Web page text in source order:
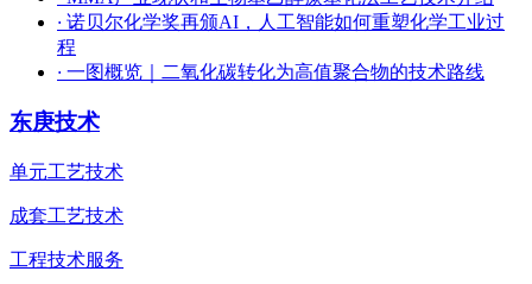
· 诺贝尔化学奖再颁AI，人工智能如何重塑化学工业过
程
· 一图概览｜二氧化碳转化为高值聚合物的技术路线
东庚技术
单元工艺技术
成套工艺技术
工程技术服务